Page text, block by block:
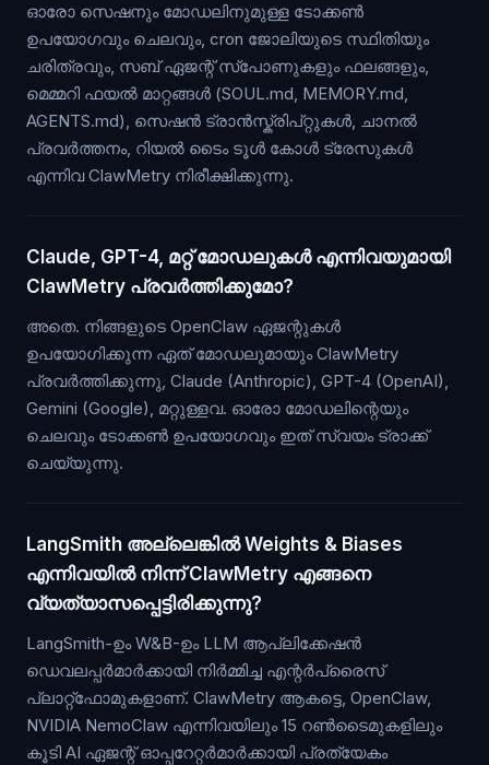
ഓരോ സെഷനും മോഡലിനുമുള്ള ടോക്കൺ
ഉപയോഗവും ചെലവും, cron ജോലിയുടെ സ്ഥിതിയും
ചരിത്രവും, സബ് ഏജന്റ് സ്പോണുകളും ഫലങ്ങളും,
മെമ്മറി ഫയൽ മാറ്റങ്ങൾ (SOUL.md, MEMORY.md,
AGENTS.md), സെഷൻ ട്രാൻസ്ക്രിപ്റ്റുകൾ, ചാനൽ
പ്രവർത്തനം, റിയൽ ടൈം ടൂൾ കോൾ ട്രേസുകൾ
എന്നിവ ClawMetry നിരീക്ഷിക്കുന്നു.
Claude, GPT-4, മറ്റ് മോഡലുകൾ എന്നിവയുമായി
ClawMetry പ്രവർത്തിക്കുമോ?
അതെ. നിങ്ങളുടെ OpenClaw ഏജന്റുകൾ
ഉപയോഗിക്കുന്ന ഏത് മോഡലുമായും ClawMetry
പ്രവർത്തിക്കുന്നു, Claude (Anthropic), GPT-4 (OpenAI),
Gemini (Google), മറ്റുള്ളവ. ഓരോ മോഡലിന്റെയും
ചെലവും ടോക്കൺ ഉപയോഗവും ഇത് സ്വയം ട്രാക്ക്
ചെയ്യുന്നു.
LangSmith അല്ലെങ്കിൽ Weights & Biases
എന്നിവയിൽ നിന്ന് ClawMetry എങ്ങനെ
വ്യത്യാസപ്പെട്ടിരിക്കുന്നു?
LangSmith-ഉം W&B-ഉം LLM ആപ്ലിക്കേഷൻ
ഡെവലപ്പർമാർക്കായി നിർമ്മിച്ച എന്റർപ്രൈസ്
പ്ലാറ്റ്ഫോമുകളാണ്. ClawMetry ആകട്ടെ, OpenClaw,
NVIDIA NemoClaw എന്നിവയിലും 15 റൺടൈമുകളിലും
കൂടി AI ഏജന്റ് ഓപ്പറേറ്റർമാർക്കായി പ്രത്യേകം